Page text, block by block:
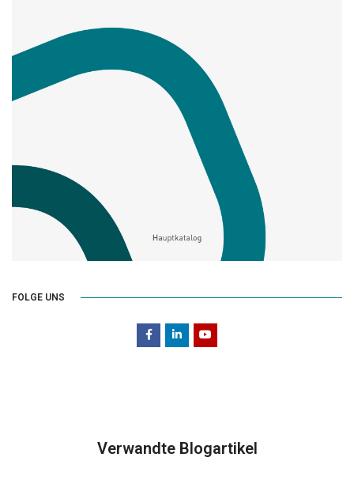
FOLGE UNS
Verwandte Blogartikel